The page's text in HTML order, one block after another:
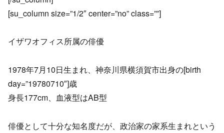
[su_column size=”1/2″ center=”no” class=””]
イザワオフィス所属の俳優
1978年7月10日生まれ、神奈川県横須賀市出身の[birth
day=”19780710″]歳
身長177cm、血液型はAB型
俳優として十分な知名度だが、政治家の家系生まれという